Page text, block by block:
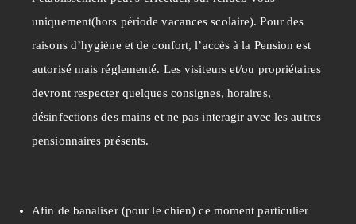
uniquement(hors période vacances scolaire). Pour des
raisons d’hygiène et de confort, l’accès à la Pension est
autorisé mais réglementé. Les visiteurs et/ou propriétaires
devront respecter quelques consignes, horaires,
désinfections des mains et ne pas interagir avec les autres
pensionnaires présents.
Afin de banaliser (pour le chien) ce moment particulier